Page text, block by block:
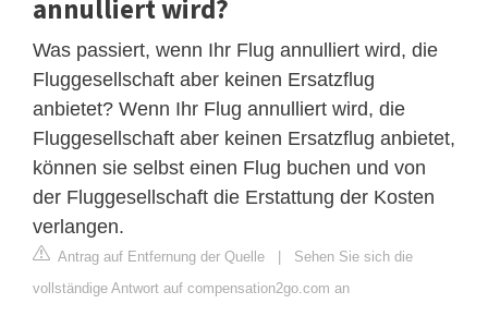
annulliert wird?
Was passiert, wenn Ihr Flug annulliert wird, die
Fluggesellschaft aber keinen Ersatzflug
anbietet? Wenn Ihr Flug annulliert wird, die
Fluggesellschaft aber keinen Ersatzflug anbietet,
können sie selbst einen Flug buchen und von
der Fluggesellschaft die Erstattung der Kosten
verlangen.
Antrag auf Entfernung der Quelle | Sehen Sie sich die
vollständige Antwort auf compensation2go.com an